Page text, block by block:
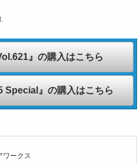
』の購入はこちら
Special』の購入はこちら
ワークス